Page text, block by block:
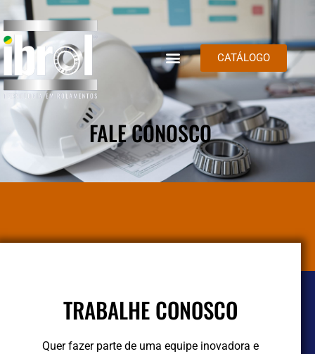
CATÁLOGO
FALE CONOSCO
TRABALHE CONOSCO
Quer fazer parte de uma equipe inovadora e